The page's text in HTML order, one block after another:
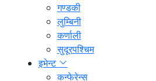
गण्डकी
लुम्बिनी
कर्णाली
सुदूरपश्चिम
इभेन्ट
कन्फेरेन्स